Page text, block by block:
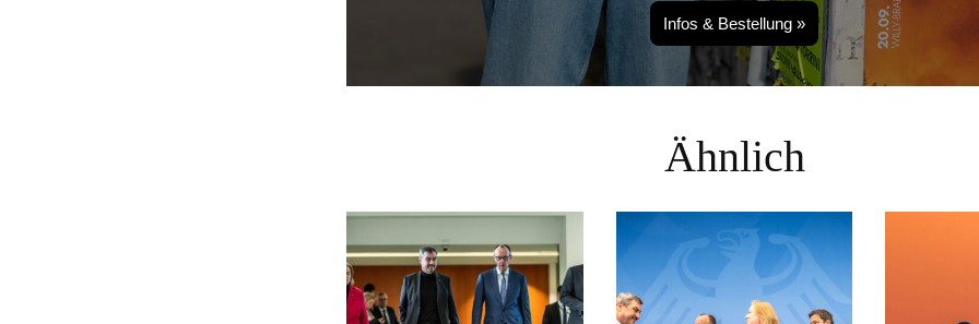
Infos & Bestellung »
Ähnlich